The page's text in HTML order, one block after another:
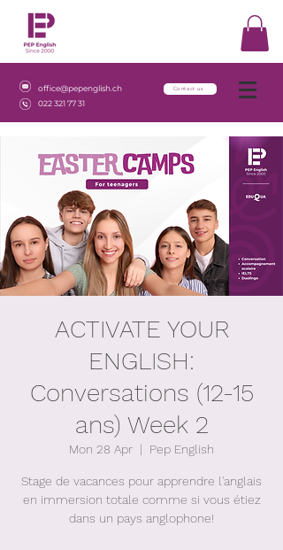
office@pepenglish.ch
022 321 77 31
Contact us
ACTIVATE YOUR
ENGLISH:
Conversations (12-15
ans) Week 2
Mon 28 Apr
  |
Pep English
Stage de vacances pour apprendre l'anglais
en immersion totale comme si vous étiez
dans un pays anglophone!